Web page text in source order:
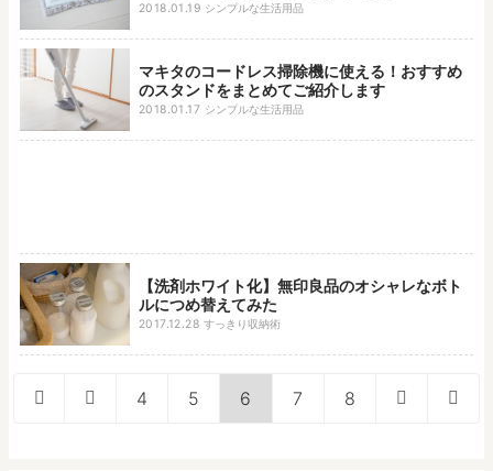
2018.01.19 シンプルな生活用品
マキタのコードレス掃除機に使える！おすすめ
のスタンドをまとめてご紹介します
2018.01.17 シンプルな生活用品
【洗剤ホワイト化】無印良品のオシャレなボト
ルにつめ替えてみた
2017.12.28 すっきり収納術
4 5 6 7 8